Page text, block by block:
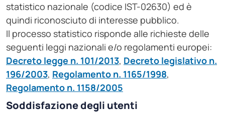
statistico nazionale (codice IST-02630) ed è
quindi riconosciuto di interesse pubblico.
Il processo statistico risponde alle richieste delle
seguenti leggi nazionali e/o regolamenti europei:
Decreto legge n. 101/2013, Decreto legislativo n.
196/2003, Regolamento n. 1165/1998,
Regolamento n. 1158/2005
Soddisfazione degli utenti